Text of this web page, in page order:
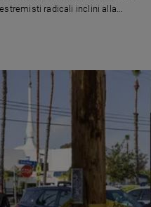
radicali inclini alla